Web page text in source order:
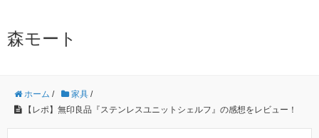
森モート
ホーム / 家具 /
【レポ】無印良品『ステンレスユニットシェルフ』の感想をレビュー！